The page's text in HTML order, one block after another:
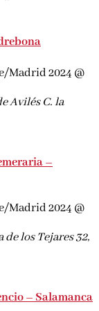
Madrid 2024 @
AvilésC. la
–
Madrid 2024 @
de los Tejares 32,
– Salamanca